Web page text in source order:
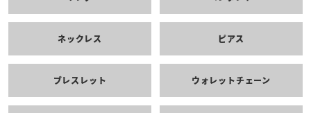
ネックレス ピアス
ブレスレット ウォレットチェーン